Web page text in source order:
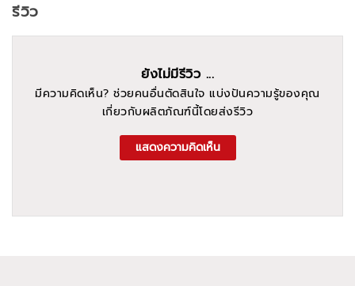
รีวิว
ยังไม่มีรีวิว ...
มีความคิดเห็น? ช่วยคนอื่นตัดสินใจ แบ่งปันความรู้ของคุณ
เกี่ยวกับผลิตภัณฑ์นี้โดยส่งรีวิว
แสดงความคิดเห็น